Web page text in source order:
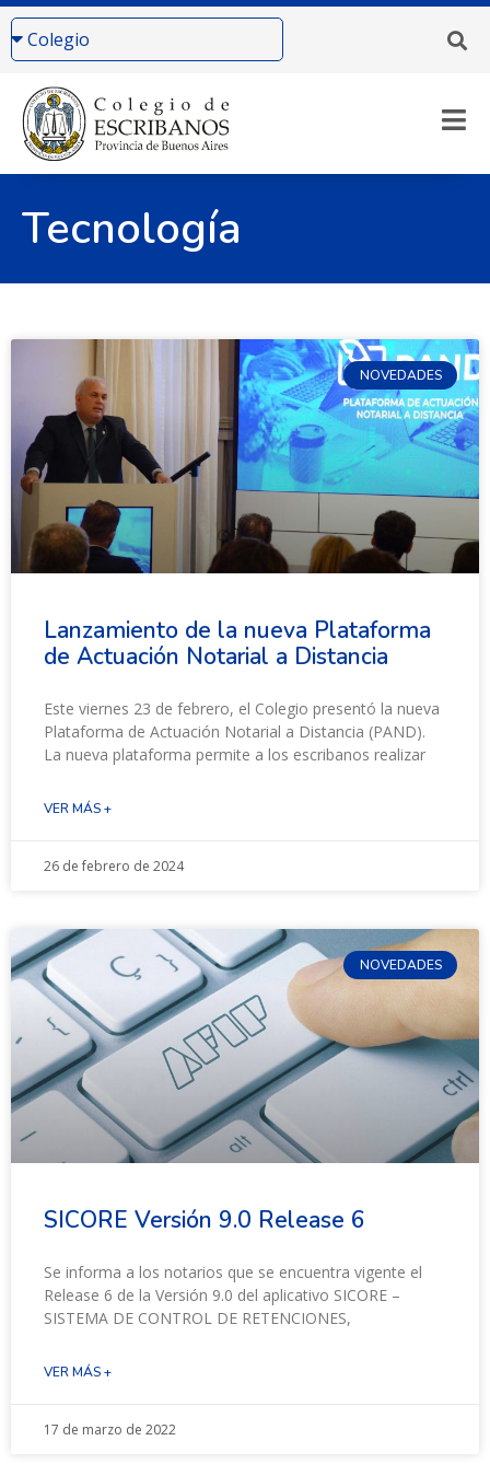
Tecnología
NOVEDADES
Lanzamiento de la nueva Plataforma
de Actuación Notarial a Distancia
Este viernes 23 de febrero, el Colegio presentó la nueva
Plataforma de Actuación Notarial a Distancia (PAND).
La nueva plataforma permite a los escribanos realizar
VER MÁS +
26 de febrero de 2024
NOVEDADES
SICORE Versión 9.0 Release 6
Se informa a los notarios que se encuentra vigente el
Release 6 de la Versión 9.0 del aplicativo SICORE –
SISTEMA DE CONTROL DE RETENCIONES,
VER MÁS +
17 de marzo de 2022